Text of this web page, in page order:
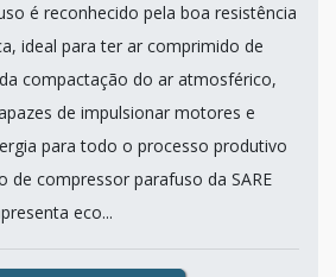
é reconhecido pela boa resistência
ideal para ter ar comprimido de
compactação do ar atmosférico,
de impulsionar motores e
para todo o processo produtivo
de compressor parafuso da SARE
eco...